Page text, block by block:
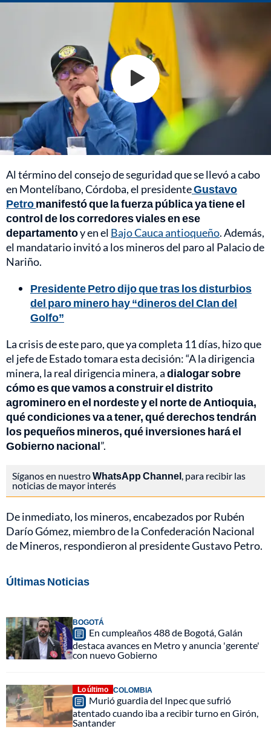
Al término del consejo de seguridad que se llevó a cabo
en Montelíbano, Córdoba, el presidenteGustavo
Petromanifestó que la fuerza pública ya tiene el
control de los corredores viales en ese
departamentoy en el Bajo Cauca antioqueño. Además,
el mandatario invitó a los mineros del paro al Palacio de
Nariño.
Presidente Petro dijo que tras los disturbios
del paro minero hay “dineros del Clan del
Golfo”
La crisis de este paro, que ya completa 11 días, hizo que
el jefe de Estado tomara esta decisión: “A la dirigencia
minera, la real dirigencia minera, adialogar sobre
cómo es que vamos a construir el distrito
agrominero en el nordeste y el norte de Antioquia,
qué condiciones va a tener, qué derechos tendrán
los pequeños mineros, qué inversiones hará el
Gobierno nacional”.
Síganos en nuestroWhatsApp Channel , para recibir las
noticias de mayor interés
De inmediato, los mineros, encabezados por Rubén
Darío Gómez, miembro de la Confederación Nacional
de Mineros, respondieron al presidente Gustavo Petro.
Últimas Noticias
BOGOTÁ
En cumpleaños 488 de Bogotá, Galán
destaca avances en Metro y anuncia 'gerente'
con nuevo Gobierno
Lo último COLOMBIA
Murió guardia del Inpec que sufrió
atentado cuando iba a recibir turno en Girón,
Santander